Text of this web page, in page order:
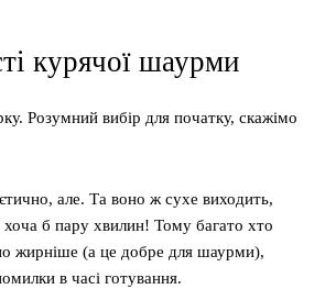
курячої шаурми
Розумний вибір для початку, скажімо
але. Та воно ж сухе виходить,
б пару хвилин! Тому багато хто
жирніше (а це добре для шаурми),
в часі готування.